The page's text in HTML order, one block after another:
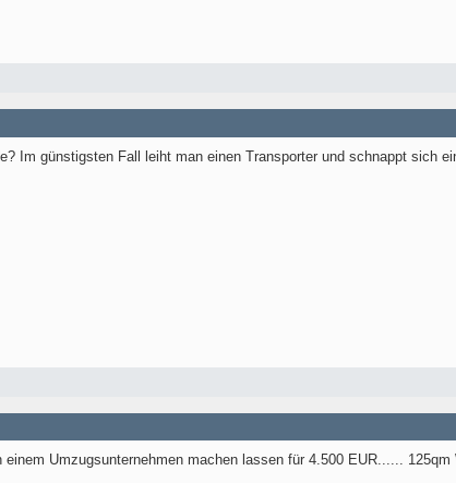
Im günstigsten Fall leiht man einen Transporter und schnappt sich
Umzugsunternehmen machen lassen für 4.500 EUR......